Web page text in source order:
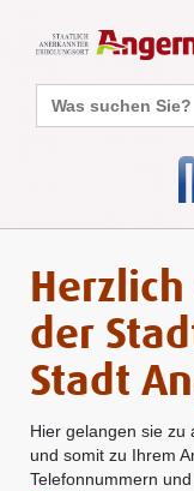
Search
der
Stadt
Hier gelangen sie zu
und somit zu Ihrem
Telefonnummern